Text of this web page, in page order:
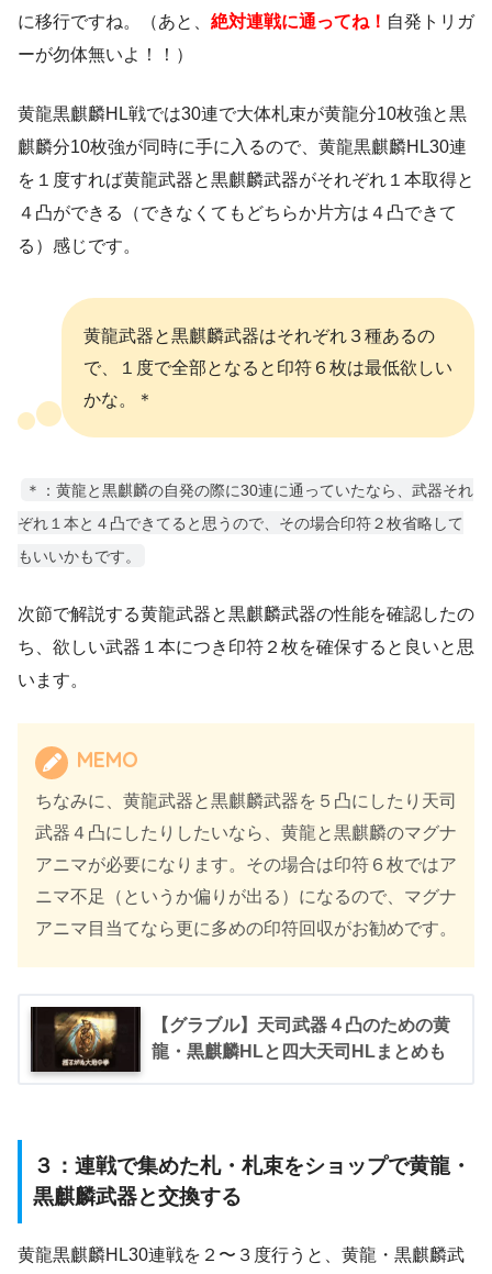
に移行ですね。（あと、 絶対連戦に通ってね！ 自発トリガ
ーが勿体無いよ！！）
黄龍黒麒麟HL戦では30連で大体札束が黄龍分10枚強と黒
麒麟分10枚強が同時に手に入るので、黄龍黒麒麟HL30連
を１度すれば黄龍武器と黒麒麟武器がそれぞれ１本取得と
４凸ができる（できなくてもどちらか片方は４凸できて
る）感じです。
黄龍武器と黒麒麟武器はそれぞれ３種あるの
で、１度で全部となると印符６枚は最低欲しい
かな。＊
＊：黄龍と黒麒麟の自発の際に30連に通っていたなら、武器それ
ぞれ１本と４凸できてると思うので、その場合印符２枚省略して
もいいかもです。
次節で解説する黄龍武器と黒麒麟武器の性能を確認したの
ち、欲しい武器１本につき印符２枚を確保すると良いと思
います。
MEMO
ちなみに、黄龍武器と黒麒麟武器を５凸にしたり天司
武器４凸にしたりしたいなら、黄龍と黒麒麟のマグナ
アニマが必要になります。その場合は印符６枚ではア
ニマ不足（というか偏りが出る）になるので、マグナ
アニマ目当てなら更に多めの印符回収がお勧めです。
【グラブル】天司武器４凸のための黄
龍・黒麒麟HLと四大天司HLまとめも
３：連戦で集めた札・札束をショップで黄龍・
黒麒麟武器と交換する
黄龍黒麒麟HL30連戦を２〜３度行うと、黄龍・黒麒麟武